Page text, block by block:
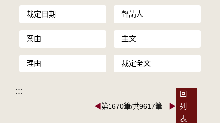
裁定日期 聲請人
案由 主文
理由 裁定全文
:::
◀第1670筆/共9617筆 ▶
回
列
表